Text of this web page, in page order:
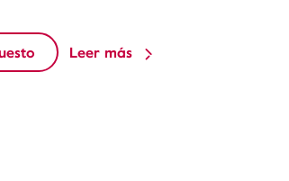
Leer más